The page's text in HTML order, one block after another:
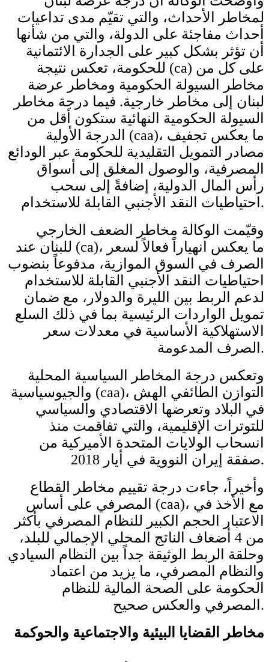
لمخاطر الأحداث، والتي تقيّم مدى تداعيات
أحداث مفاجئة على الدولة، والتي من شأنها
أن تؤثر بشكل كبير على الجدارة الائتمانية
للحكومة، تعكس نتيجة (ca) على كل من
مخاطر السيولة الحكومية ومخاطر عرضة
لبنان إلى مخاطر خارجية. فيما درجة مخاطر
السيولة الحكومية النهائية ستكون أقل من
الدرجة الأولية (caa)، ما يعكس تجفيف
مصادر التمويل التقليدية للحكومة عبر الودائع
المصرفية، والوصول المغلق إلى أسواق
رأس المال الدولية، إضافةً إلى سحب
احتياطيات النقد الأجنبي القابلة للاستخدام.
وقيّمت الوكالة مخاطر الضعف الخارجي
للبنان عند (ca)، ما يعكس انهياراً فعالاً لسعر
الصرف في السوق الموازية، مدفوعاً بنضوب
احتياطيات النقد الأجنبي القابلة للاستخدام
لدعم الربط بين الليرة والدولار، مع ضمان
تمويل الواردات الرئيسية بما في ذلك السلع
الاستهلاكية الأساسية في معدلات سعر
الصرف المدعومة.
وتعكس درجة المخاطر السياسية المحلية
والجيوسياسية (caa)، التوازن الطائفي الهش
في البلاد وتعرضها الاقتصادي والسياسي
للتوترات الإقليمية، والتي تفاقمت منذ
انسحاب الولايات المتحدة الأميركية من
صفقة إيران النووية في أيار 2018.
وأخيراً، جاءت درجة تقييم مخاطر القطاع
المصرفي على أساس (caa)، مع الأخذ في
الاعتبار الحجم الكبير للنظام المصرفي بأكثر
من 4 أضعاف الناتج المحلي الإجمالي للبلد،
وحلقة الربط الوثيقة جداً بين النظام السيادي
والنظام المصرفي، ما يزيد من اعتماد
الحكومة على الصحة المالية للنظام
المصرفي والعكس صحيح.
مخاطر القضايا البيئية والاجتماعية والحوكمة